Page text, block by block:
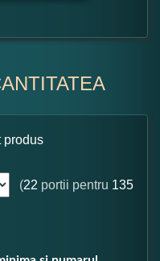
produs
(22 portii pentru 135